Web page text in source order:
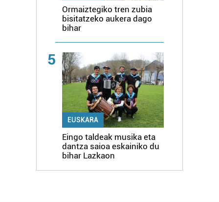
Ormaiztegiko tren zubia
bisitatzeko aukera dago
bihar
5
EUSKARA
Eingo taldeak musika eta
dantza saioa eskainiko du
bihar Lazkaon